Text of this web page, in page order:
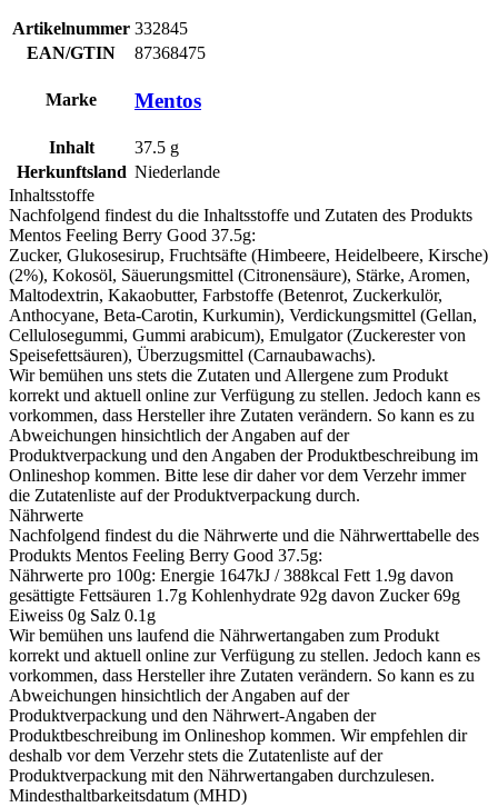
Artikelnummer 332845
EAN/GTIN
87368475
Marke Mentos
Inhalt 37.5 g
Herkunftsland Niederlande
Inhaltsstoffe
Nachfolgend findest du die Inhaltsstoffe und Zutaten des Produkts
Mentos Feeling Berry Good 37.5g:
Zucker, Glukosesirup, Fruchtsäfte (Himbeere, Heidelbeere, Kirsche)
(2%), Kokosöl, Säuerungsmittel (Citronensäure), Stärke, Aromen,
Maltodextrin, Kakaobutter, Farbstoffe (Betenrot, Zuckerkulör,
Anthocyane, Beta-Carotin, Kurkumin), Verdickungsmittel (Gellan,
Cellulosegummi, Gummi arabicum), Emulgator (Zuckerester von
Speisefettsäuren), Überzugsmittel (Carnaubawachs).
Wir bemühen uns stets die Zutaten und Allergene zum Produkt
korrekt und aktuell online zur Verfügung zu stellen. Jedoch kann es
vorkommen, dass Hersteller ihre Zutaten verändern. So kann es zu
Abweichungen hinsichtlich der Angaben auf der
Produktverpackung und den Angaben der Produktbeschreibung im
Onlineshop kommen. Bitte lese dir daher vor dem Verzehr immer
die Zutatenliste auf der Produktverpackung durch.
Nährwerte
Nachfolgend findest du die Nährwerte und die Nährwerttabelle des
Produkts Mentos Feeling Berry Good 37.5g:
Nährwerte pro 100g: Energie 1647kJ / 388kcal Fett 1.9g davon
gesättigte Fettsäuren 1.7g Kohlenhydrate 92g davon Zucker 69g
Eiweiss 0g Salz 0.1g
Wir bemühen uns laufend die Nährwertangaben zum Produkt
korrekt und aktuell online zur Verfügung zu stellen. Jedoch kann es
vorkommen, dass Hersteller ihre Zutaten verändern. So kann es zu
Abweichungen hinsichtlich der Angaben auf der
Produktverpackung und den Nährwert-Angaben der
Produktbeschreibung im Onlineshop kommen. Wir empfehlen dir
deshalb vor dem Verzehr stets die Zutatenliste auf der
Produktverpackung mit den Nährwertangaben durchzulesen.
Mindesthaltbarkeitsdatum (MHD)